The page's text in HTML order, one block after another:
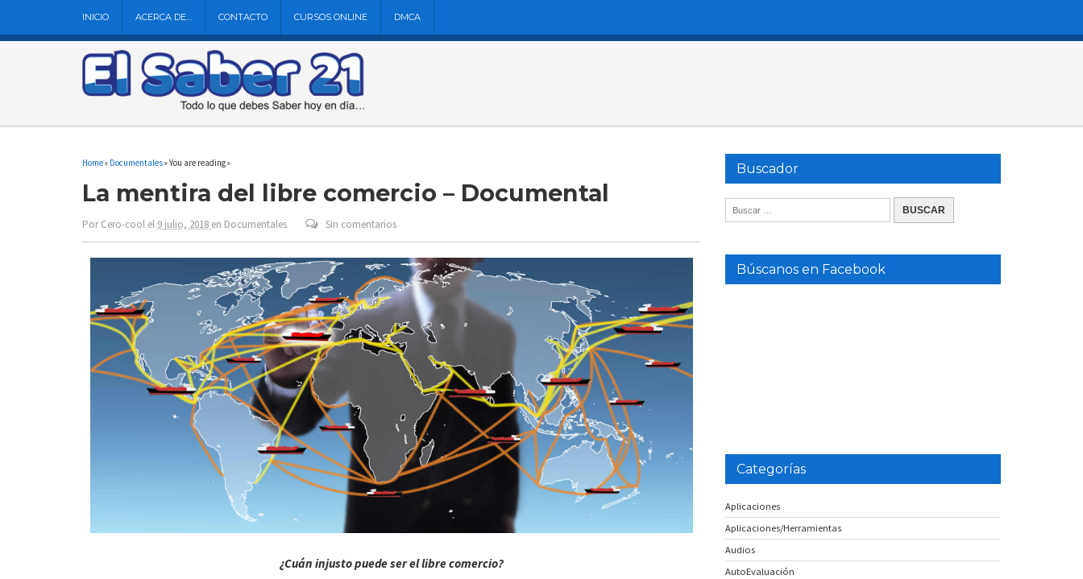
INICIO ACERCA DE… CONTACTO CURSOS ONLINE DMCA
Home» Documentales» You are reading »
La mentira del libre comercio – Documental
PorCero-cool el 9 julio, 2018 en Documentales Sin comentarios
¿Cuán injusto puede ser el libre comercio?
Buscador
Búscanos en Facebook
Categorías
Aplicaciones
Aplicaciones/Herramientas
Audios
AutoEvaluación